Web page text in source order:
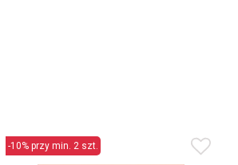
-10% przy min. 2 szt.